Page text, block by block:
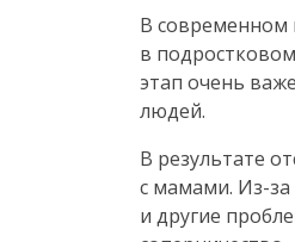
В современном
в
этап очень
людей.
В результате
с мамами. Из-за
и другие